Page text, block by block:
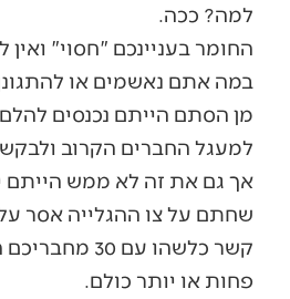
למה? ככה.
החומר בעניינכם "חסוי"
במה אתם נאשמים או
מן הסתם הייתם נכנסים
למעגל החברים הקרוב
אך גם את זה לא ממש הייתם
שחתם על צו ההגלייה אסר
קשר כלשהו עם
פחות או יותר כולם.